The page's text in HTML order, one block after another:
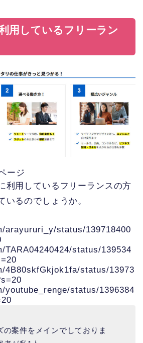
用しているフリーラン
ージ
利用しているフリーランスの方
いるのでしょうか。
arayururi_y/status/139718400
status/139534
4B80skfGkjok1fa/status/13973
status/1396384
の案件をメインでしておりま